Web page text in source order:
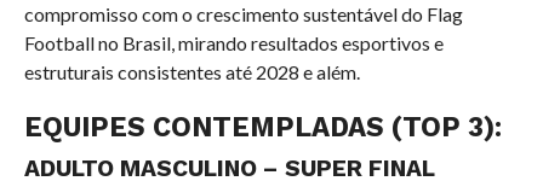
compromisso com o crescimento sustentável do Flag
Football no Brasil, mirando resultados esportivos e
estruturais consistentes até 2028 e além.
EQUIPES CONTEMPLADAS (TOP 3):
ADULTO MASCULINO – SUPER FINAL